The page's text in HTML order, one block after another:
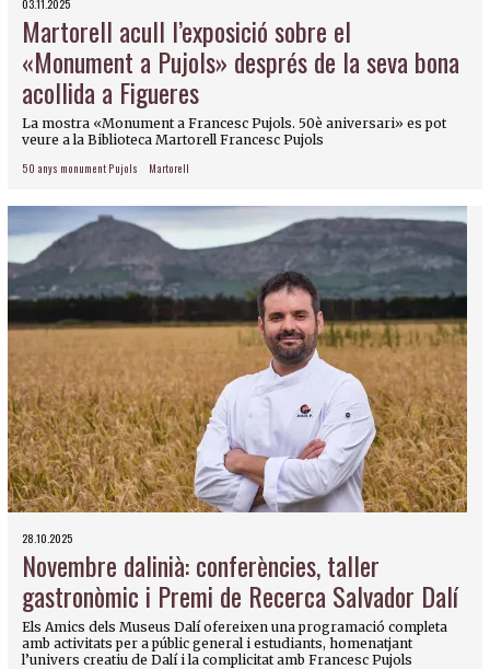
03.11.2025
Martorell acull l’exposició sobre el
«Monument a Pujols» després de la seva bona
acollida a Figueres
La mostra «Monument a Francesc Pujols. 50è aniversari» es pot
veure a la Biblioteca Martorell Francesc Pujols
50 anys monument Pujols Martorell
28.10.2025
Novembre dalinià: conferències, taller
gastronòmic i Premi de Recerca Salvador Dalí
Els Amics dels Museus Dalí ofereixen una programació completa
amb activitats per a públic general i estudiants, homenatjant
l’univers creatiu de Dalí i la complicitat amb Francesc Pujols